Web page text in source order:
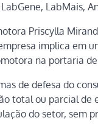
LabMais,
Priscylla
implica em
na portaria
de defesa do
total ou parcial
do setor, sem